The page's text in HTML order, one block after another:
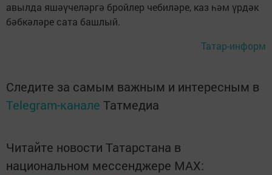
авылда яшәүчеләргә бройлер чебиләре, каз һәм үрдәк
бәбкәләре сата башлый.
Татар-информ
Следите за самым важным и интересным в
Telegram-канале Татмедиа
Читайте новости Татарстана в
национальном мессенджере MАХ: